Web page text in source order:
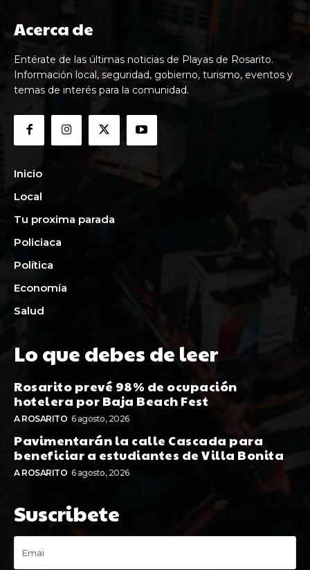
Acerca de
Entérate de las últimas noticias de Playas de Rosarito.
Información local, seguridad, gobierno, turismo, eventos y
temas de interés para la comunidad.
Inicio
Local
Tu proxima parada
Policiaca
Política
Economía
Salud
Lo que debes de leer
Rosarito prevé 98% de ocupación
hotelera por Baja Beach Fest
A ROSARITO 6 agosto, 2026
Pavimentarán la calle Cascada para
beneficiar a estudiantes de Villa Bonita
A ROSARITO 6 agosto, 2026
Suscribete